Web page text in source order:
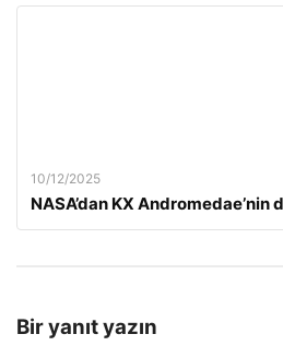
10/12/2025
NASA’dan KX
Bir yanıt yazın